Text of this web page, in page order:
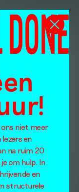
niet meer
en
na ruim 20
om hulp. In
en
structurele